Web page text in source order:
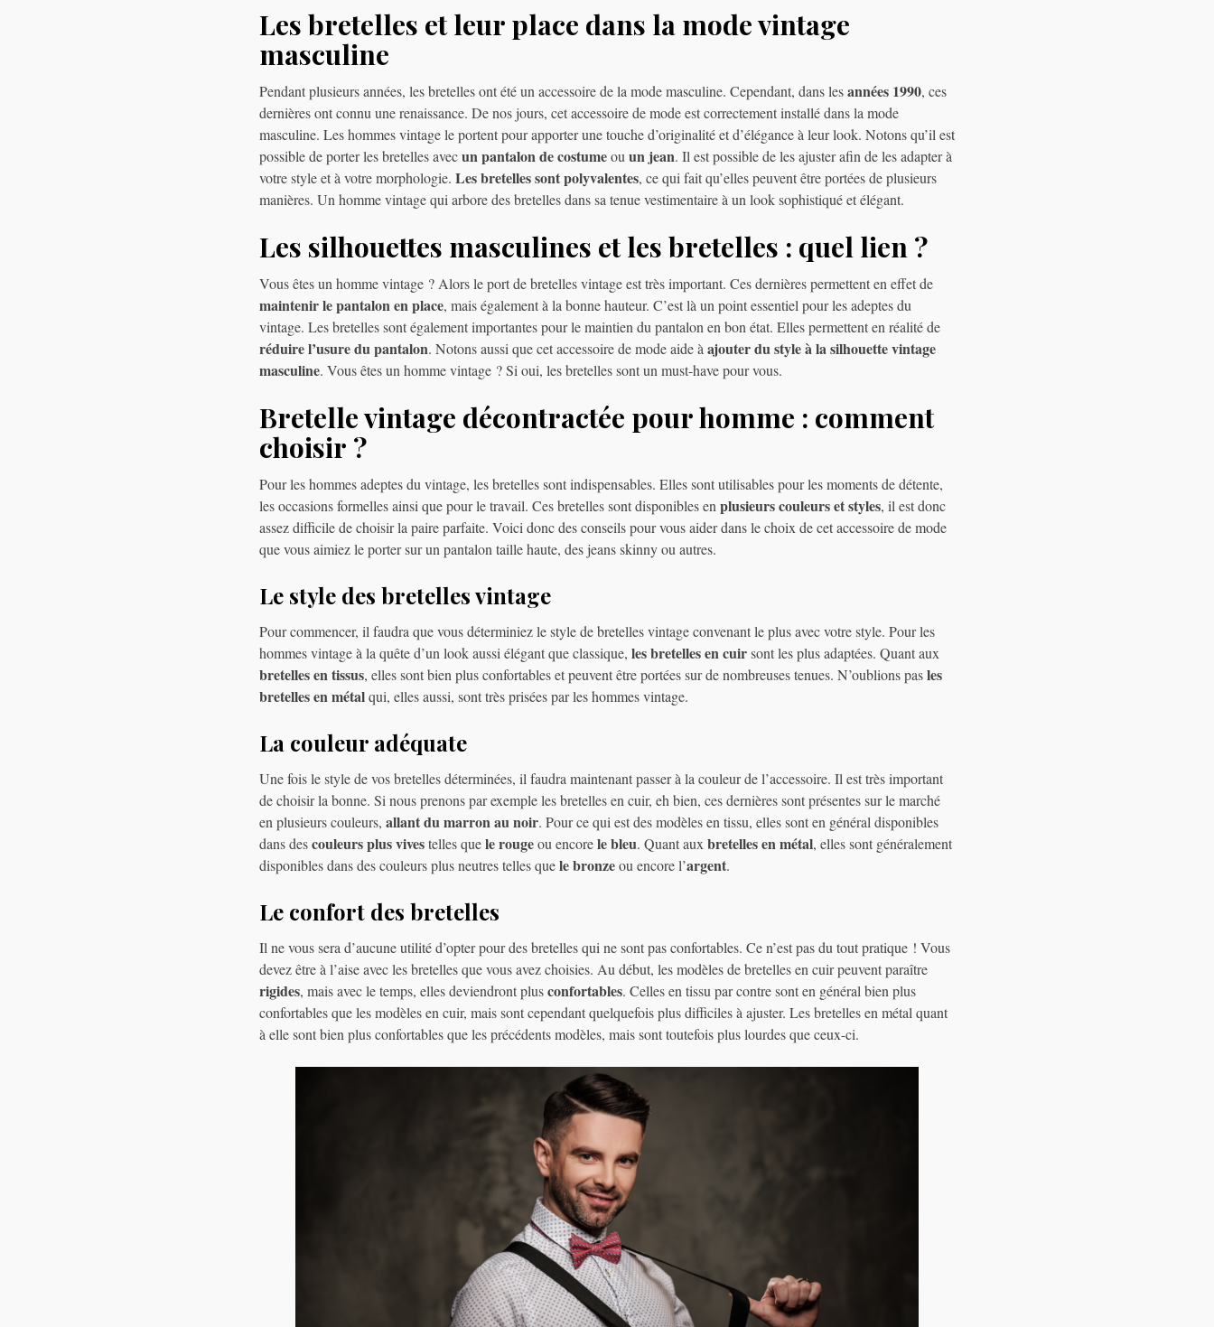
Les bretelles et leur place dans la mode vintage
masculine
Pendant plusieurs années, les bretelles ont été un accessoire de la mode masculine. Cependant, dans lesannées 1990, ces
dernières ont connu une renaissance. De nos jours, cet accessoire de mode est correctement installé dans la mode
masculine. Les hommes vintage le portent pour apporter une touche d’originalité et d’élégance à leur look. Notons qu’il est
possible de porter les bretelles avecun pantalon de costumeou un jean. Il est possible de les ajuster afin de les adapter à
votre style et à votre morphologie. Les bretelles sont polyvalentes, ce qui fait qu’elles peuvent être portées de plusieurs
manières. Un homme vintage qui arbore des bretelles dans sa tenue vestimentaire à un look sophistiqué et élégant.
Les silhouettes masculines et les bretelles : quel lien ?
Vous êtes un homme vintage ? Alors le port de bretelles vintage est très important. Ces dernières permettent en effet de
maintenir le pantalon en place, mais également à la bonne hauteur. C’est là un point essentiel pour les adeptes du
vintage. Les bretelles sont également importantes pour le maintien du pantalon en bon état. Elles permettent en réalité de
réduire l’usure du pantalon. Notons aussi que cet accessoire de mode aide à ajouter du style à la silhouette vintage
masculine. Vous êtes un homme vintage ? Si oui, les bretelles sont un must-have pour vous.
Bretelle vintage décontractée pour homme : comment
choisir ?
Pour les hommes adeptes du vintage, les bretelles sont indispensables. Elles sont utilisables pour les moments de détente,
les occasions formelles ainsi que pour le travail. Ces bretelles sont disponibles en plusieurs couleurs et styles, il est donc
assez difficile de choisir la paire parfaite. Voici donc des conseils pour vous aider dans le choix de cet accessoire de mode
que vous aimiez le porter sur un pantalon taille haute, des jeans skinny ou autres.
Le style des bretelles vintage
Pour commencer, il faudra que vous déterminiez le style de bretelles vintage convenant le plus avec votre style. Pour les
hommes vintage à la quête d’un look aussi élégant que classique, les bretelles en cuirsont les plus adaptées. Quant aux
bretelles en tissus, elles sont bien plus confortables et peuvent être portées sur de nombreuses tenues. N’oublions pasles
bretelles en métalqui, elles aussi, sont très prisées par les hommes vintage.
La couleur adéquate
Une fois le style de vos bretelles déterminées, il faudra maintenant passer à la couleur de l’accessoire. Il est très important
de choisir la bonne. Si nous prenons par exemple les bretelles en cuir, eh bien, ces dernières sont présentes sur le marché
en plusieurs couleurs, allant du marron au noir. Pour ce qui est des modèles en tissu, elles sont en général disponibles
dans descouleurs plus vivestelles quele rougeou encorele bleu. Quant aux bretelles en métal, elles sont généralement
disponibles dans des couleurs plus neutres telles quele bronzeou encore l’argent.
Le confort des bretelles
Il ne vous sera d’aucune utilité d’opter pour des bretelles qui ne sont pas confortables. Ce n’est pas du tout pratique ! Vous
devez être à l’aise avec les bretelles que vous avez choisies. Au début, les modèles de bretelles en cuir peuvent paraître
rigides, mais avec le temps, elles deviendront plusconfortables. Celles en tissu par contre sont en général bien plus
confortables que les modèles en cuir, mais sont cependant quelquefois plus difficiles à ajuster. Les bretelles en métal quant
à elle sont bien plus confortables que les précédents modèles, mais sont toutefois plus lourdes que ceux-ci.